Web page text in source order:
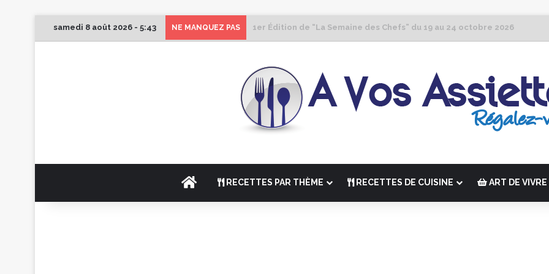
samedi 8 août 2026 - 5:43 NE MANQUEZ PAS 1er Édition de “La Semaine des Chefs” du 19 au 24 octobre 2026
ACCUEILRECETTES PAR THÈME RECETTES DE CUISINE ART DE VIVRE